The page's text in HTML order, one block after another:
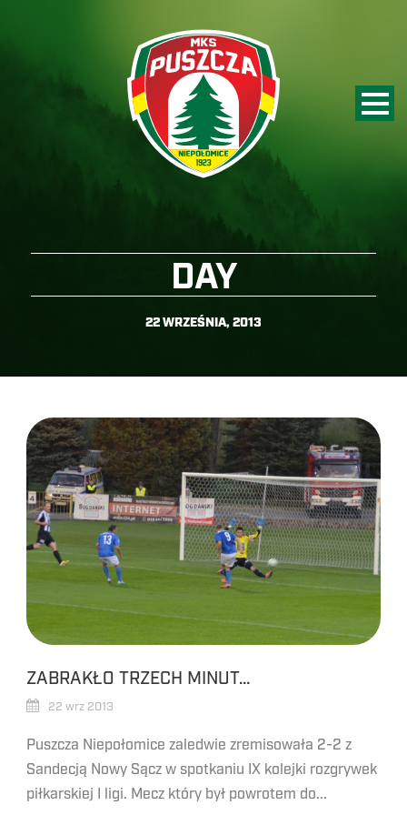
DAY
22 WRZEŚNIA, 2013
ZABRAKŁO TRZECH MINUT…
22 wrz 2013
Puszcza Niepołomice zaledwie zremisowała 2-2 z
Sandecją Nowy Sącz w spotkaniu IX kolejki rozgrywek
piłkarskiej I ligi. Mecz który był powrotem do...